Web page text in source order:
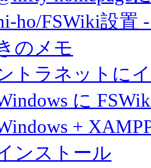
ho/FSWiki設置
のメモ
トラネットに
に
+
ンストール